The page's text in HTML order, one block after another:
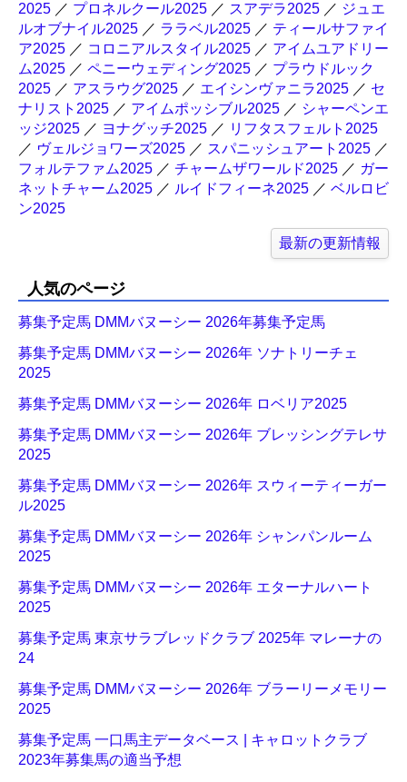
2025 ／ プロネルクール2025 ／ スアデラ2025 ／ ジュエ
ルオブナイル2025 ／ ララベル2025 ／ ティールサファイ
ア2025 ／ コロニアルスタイル2025 ／ アイムユアドリー
ム2025 ／ ペニーウェディング2025 ／ プラウドルック
2025 ／ アスラウグ2025 ／ エイシンヴァニラ2025 ／ セ
ナリスト2025 ／ アイムポッシブル2025 ／ シャーペンエ
ッジ2025 ／ ヨナグッチ2025 ／ リフタスフェルト2025
／ ヴェルジョワーズ2025 ／ スパニッシュアート2025 ／
フォルテファム2025 ／ チャームザワールド2025 ／ ガー
ネットチャーム2025 ／ ルイドフィーネ2025 ／ ベルロビ
ン2025
最新の更新情報
人気のページ
募集予定馬 DMMバヌーシー 2026年募集予定馬
募集予定馬 DMMバヌーシー 2026年 ソナトリーチェ
2025
募集予定馬 DMMバヌーシー 2026年 ロベリア2025
募集予定馬 DMMバヌーシー 2026年 ブレッシングテレサ
2025
募集予定馬 DMMバヌーシー 2026年 スウィーティーガー
ル2025
募集予定馬 DMMバヌーシー 2026年 シャンパンルーム
2025
募集予定馬 DMMバヌーシー 2026年 エターナルハート
2025
募集予定馬 東京サラブレッドクラブ 2025年 マレーナの
24
募集予定馬 DMMバヌーシー 2026年 ブラーリーメモリー
2025
募集予定馬 一口馬主データベース | キャロットクラブ
2023年募集馬の適当予想